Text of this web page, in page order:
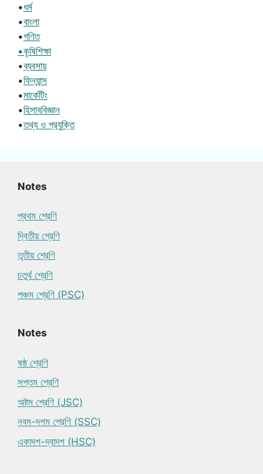
•ধর্ম
•বাংলা
•গণিত
•কৃষিশিক্ষা
•ব্যবসায়
•ফিন্যান্স
•মার্কেটিং
•হিসাববিজ্ঞান
•তথ্য ও প্রযুক্তি
Notes
প্রথম শ্রেণি
দ্বিতীয় শ্রেণি
তৃতীয় শ্রেণি
চতুর্থ শ্রেণি
পঞ্চম শ্রেণি (PSC)
Notes
ষষ্ঠ শ্রেণি
সপ্তম শ্রেণি
অষ্টম শ্রেণি (JSC)
নবম-দশম শ্রেণি (SSC)
একাদশ-দ্বাদশ (HSC)